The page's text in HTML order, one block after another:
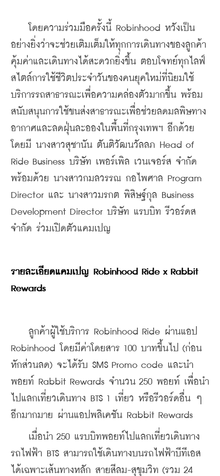
โดยความร่วมมือครั้งนี้ Robinhood หวังเป็น
อย่างยิ่งว่าจะช่วยเติมเต็มให้ทุกการเดินทางของลูกค้า
คุ้มค่าและเดินทางได้สะดวกยิ่งขึ้น ตอบโจทย์ทุกไลฟ์
สไตล์การใช้ชีวิตประจำวันของคนยุคใหม่ที่นิยมใช้
บริการรถสาธารณะเพื่อความคล่องตัวมากขึ้น พร้อม
สนับสนุนการใช้ขนส่งสาธารณะเพื่อช่วยลดมลพิษทาง
อากาศและลดฝุ่นละอองในพื้นที่กรุงเทพฯ อีกด้วย
โดยมี นางสาวสุชานัน ตันติวัฒนวัลลภ Head of
Ride Business บริษัท เพอร์เพิล เวนเจอร์ส จำกัด
พร้อมด้วย นางสาวกมลวรรณ กอไพศาล Program
Director และ นางสาวมรกต พิสิษฐ์กุล Business
Development Director บริษัท แรบบิท รีวอร์ดส
จำกัด ร่วมเปิดตัวแคมเปญ
รายละเอียดแคมเปญ Robinhood Ride x Rabbit
Rewards
ลูกค้าผู้ใช้บริการ Robinhood Ride ผ่านแอป
Robinhood โดยมีค่าโดยสาร 100 บาทขึ้นไป (ก่อน
หักส่วนลด) จะได้รับ SMS Promo code และนำ
พอยท์ Rabbit Rewards จำนวน 250 พอยท์ เพื่อนำ
ไปแลกเที่ยวเดินทาง BTS 1 เที่ยว หรือรีวอร์ดอื่น ๆ
อีกมากมาย ผ่านแอปพลิเคชัน Rabbit Rewards
เมื่อนำ 250 แรบบิทพอยท์ไปแลกเที่ยวเดินทาง
รถไฟฟ้า BTS สามารถใช้เดินทางบนรถไฟฟ้าบีทีเอส
ได้เฉพาะเส้นทางหลัก สายสีลม-สุขุมวิท (รวม 24